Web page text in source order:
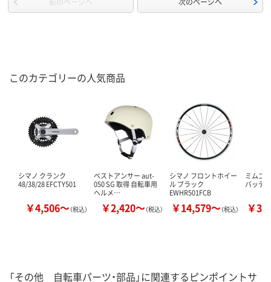
このカテゴリーの人気商品
シマノ クランク
48/38/28 EFCTY501
￥4,506～（税込）
ベストアンサー aut-
050 SG 取得 自転車用
ヘルメ…
￥2,420～（税込）
シマノ フロントホイー
ル ブラック
EWHR501FCB
￥14,579～（税込）
ミムゴ
バッテ
￥
「その他 自転車パーツ・部品」に関連するピンポイントサ